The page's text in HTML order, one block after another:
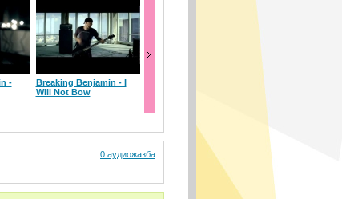
-
Breaking Benjamin - I
Will Not Bow
0 аудиожазба